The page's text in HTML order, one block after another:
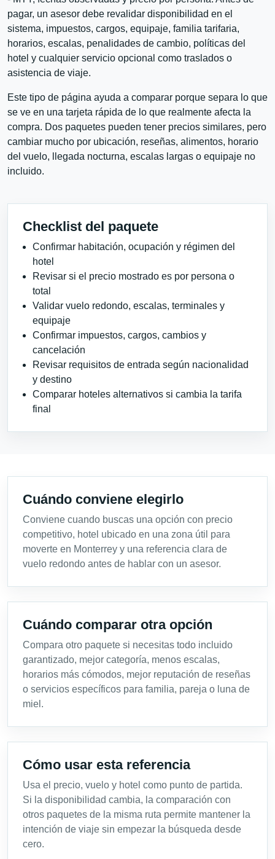
pagar, un asesor debe revalidar disponibilidad en el
sistema, impuestos, cargos, equipaje, familia tarifaria,
horarios, escalas, penalidades de cambio, políticas del
hotel y cualquier servicio opcional como traslados o
asistencia de viaje.
Este tipo de página ayuda a comparar porque separa lo que
se ve en una tarjeta rápida de lo que realmente afecta la
compra. Dos paquetes pueden tener precios similares, pero
cambiar mucho por ubicación, reseñas, alimentos, horario
del vuelo, llegada nocturna, escalas largas o equipaje no
incluido.
Checklist del paquete
Confirmar habitación, ocupación y régimen del
hotel
Revisar si el precio mostrado es por persona o
total
Validar vuelo redondo, escalas, terminales y
equipaje
Confirmar impuestos, cargos, cambios y
cancelación
Revisar requisitos de entrada según nacionalidad
y destino
Comparar hoteles alternativos si cambia la tarifa
final
Cuándo conviene elegirlo
Conviene cuando buscas una opción con precio
competitivo, hotel ubicado en una zona útil para
moverte en Monterrey y una referencia clara de
vuelo redondo antes de hablar con un asesor.
Cuándo comparar otra opción
Compara otro paquete si necesitas todo incluido
garantizado, mejor categoría, menos escalas,
horarios más cómodos, mejor reputación de reseñas
o servicios específicos para familia, pareja o luna de
miel.
Cómo usar esta referencia
Usa el precio, vuelo y hotel como punto de partida.
Si la disponibilidad cambia, la comparación con
otros paquetes de la misma ruta permite mantener la
intención de viaje sin empezar la búsqueda desde
cero.